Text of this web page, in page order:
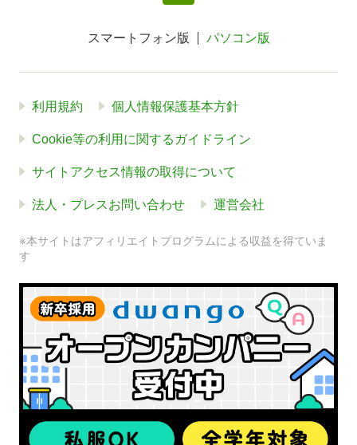
スマートフォン版 パソコン版
利用規約 個人情報保護基本方針
Cookie等の利用に関するガイドライン
サイトアクセス情報の取得について
法人・プレスお問い合わせ 運営会社
※本サイトはアフィリエイトプログラムによる収益を得ていま
す